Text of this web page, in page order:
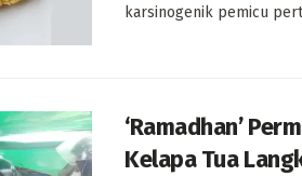
karsinogenik pemicu
‘Ramadhan’
Kelapa Tua